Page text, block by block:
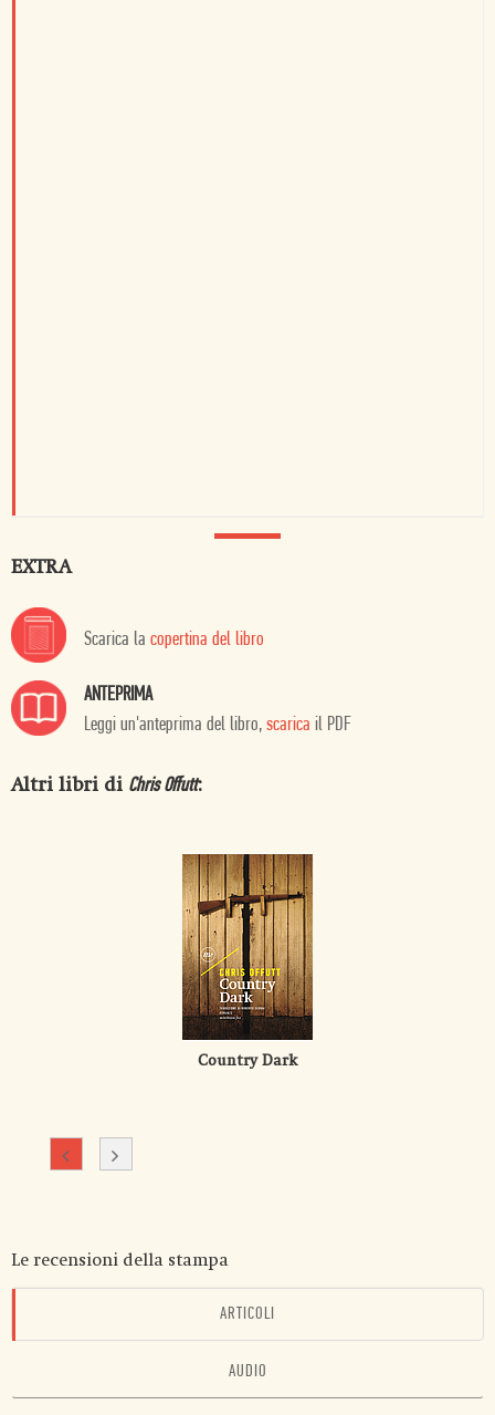
EXTRA
Scarica la copertina del libro
ANTEPRIMA
Leggi un'anteprima del libro, scarica il PDF
Altri libri di Chris Offutt:
Country Dark
Le recensioni della stampa
ARTICOLI
AUDIO